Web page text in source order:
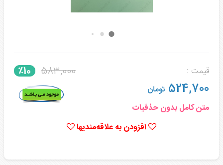
قیمت : 583,000 ٪10
524,700 تومان
متن کامل بدون حذفیات
افزودن به علاقه‌مندیها